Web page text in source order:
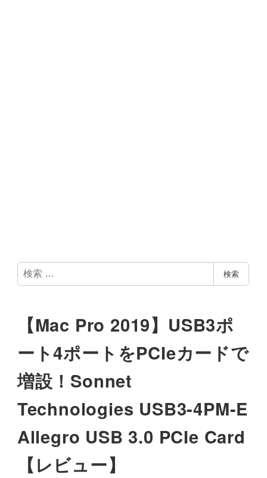
検
索
検索
【Mac Pro 2019】USB3ポ
ート4ポートをPCIeカードで
増設！Sonnet
Technologies USB3-4PM-E
Allegro USB 3.0 PCIe Card
【レビュー】